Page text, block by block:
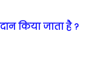
किया जाता है ?